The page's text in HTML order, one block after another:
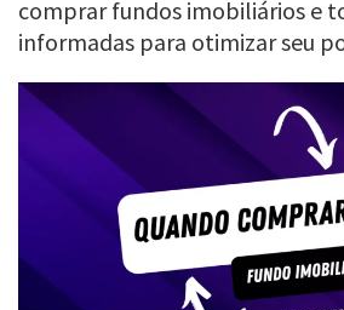
comprar fundos imobiliários e
informadas para otimizar seu